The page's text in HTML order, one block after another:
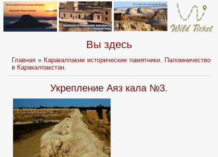
Вы здесь
Главная » Каракалпакии исторические памятники. Паломничество
в Каракалпакстан.
Укрепление Аяз кала №3.